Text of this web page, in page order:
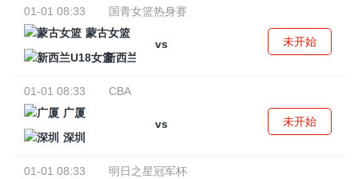
01-01 08:33
国青女篮热身赛
蒙古女篮
vs
新西兰U18女篮
未开始
01-01 08:33
CBA
广厦
vs
深圳
未开始
01-01 08:33
明日之星冠军杯